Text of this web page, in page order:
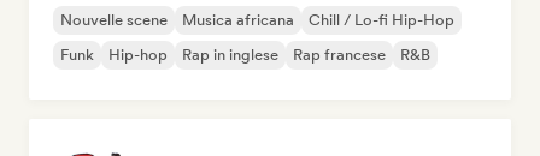
Nouvelle scene Musica africana
Chill / Lo-fi Hip-Hop
Funk
Hip-hop Rap in inglese Rap francese R&B